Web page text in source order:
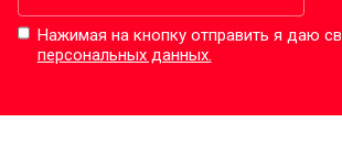
Нажимая на кнопку отправить я даю
персональных данных.